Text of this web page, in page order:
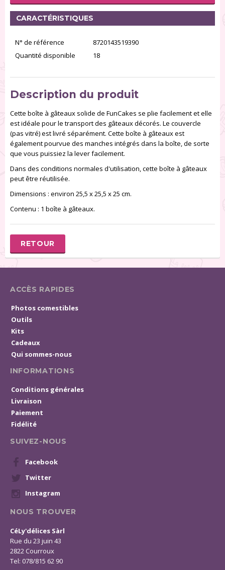
CARACTÉRISTIQUES
N° de référence
8720143519390
Quantité disponible
18
Description du produit
Cette boîte à gâteaux solide de FunCakes se plie facilement et elle
est idéale pour le transport des gâteaux décorés. Le couvercle
(pas vitré) est livré séparément. Cette boîte à gâteaux est
également pourvue des manches intégrés dans la boîte, de sorte
que vous puissiez la lever facilement.
Dans des conditions normales d'utilisation, cette boîte à gâteaux
peut être réutilisée.
Dimensions : environ 25,5 x 25,5 x 25 cm.
Contenu : 1 boîte à gâteaux.
RETOUR
ACCÈS RAPIDES
Photos comestibles
Outils
Kits
Cadeaux
Qui sommes-nous
INFORMATIONS
Conditions générales
Livraison
Paiement
Fidélité
SUIVEZ-NOUS
Facebook
Twitter
Instagram
NOUS TROUVER
CéLy'délices Sàrl
Rue du 23 juin 43
2822 Courroux
Tel: 078/815 62 90